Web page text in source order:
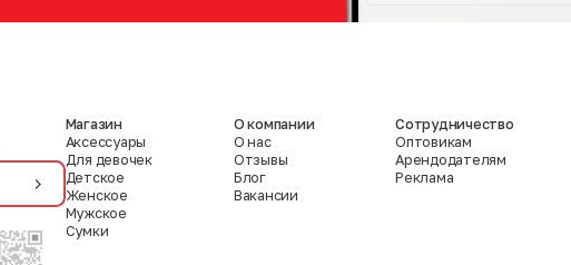
Магазин
Аксессуары
Для девочек
Детское
Женское
Мужское
Сумки
О компании
О нас
Отзывы
Блог
Вакансии
Сотрудничество
Оптовикам
Арендодателям
Реклама